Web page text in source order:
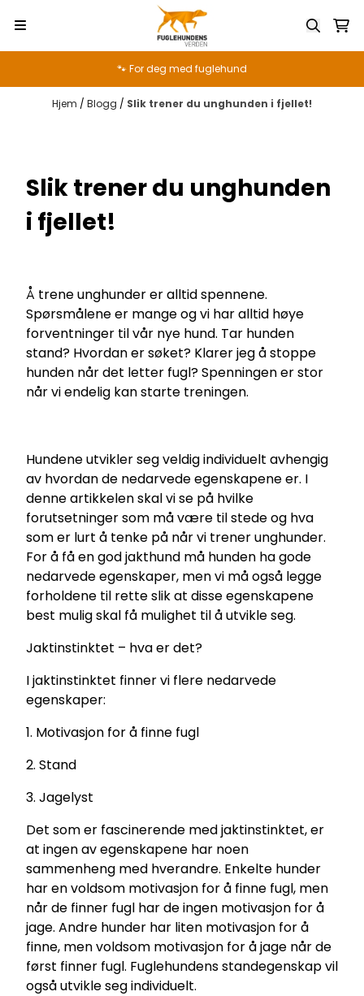
🐾 For deg med fuglehund
Hjem / Blogg / Slik trener du unghunden i fjellet!
Slik trener du unghunden
i fjellet!
Å trene unghunder er alltid spennene.
Spørsmålene er mange og vi har alltid høye
forventninger til vår nye hund. Tar hunden
stand? Hvordan er søket? Klarer jeg å stoppe
hunden når det letter fugl? Spenningen er stor
når vi endelig kan starte treningen.
Hundene utvikler seg veldig individuelt avhengig
av hvordan de nedarvede egenskapene er. I
denne artikkelen skal vi se på hvilke
forutsetninger som må være til stede og hva
som er lurt å tenke på når vi trener unghunder.
For å få en god jakthund må hunden ha gode
nedarvede egenskaper, men vi må også legge
forholdene til rette slik at disse egenskapene
best mulig skal få mulighet til å utvikle seg.
Jaktinstinktet – hva er det?
I jaktinstinktet finner vi flere nedarvede
egenskaper:
1. Motivasjon for å finne fugl
2. Stand
3. Jagelyst
Det som er fascinerende med jaktinstinktet, er
at ingen av egenskapene har noen
sammenheng med hverandre. Enkelte hunder
har en voldsom motivasjon for å finne fugl, men
når de finner fugl har de ingen motivasjon for å
jage. Andre hunder har liten motivasjon for å
finne, men voldsom motivasjon for å jage når de
først finner fugl. Fuglehundens standegenskap vil
også utvikle seg individuelt.